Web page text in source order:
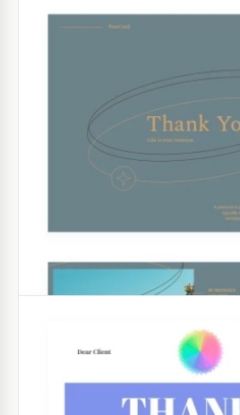
Postal de
Hay diferentes formas de decir
persona que hizo algo amable
hermosa postal de montaña con